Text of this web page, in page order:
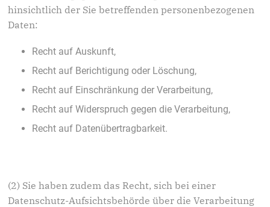
hinsichtlich der Sie betreffenden personenbezogenen
Daten:
Recht auf Auskunft,
Recht auf Berichtigung oder Löschung,
Recht auf Einschränkung der Verarbeitung,
Recht auf Widerspruch gegen die Verarbeitung,
Recht auf Datenübertragbarkeit.
(2) Sie haben zudem das Recht, sich bei einer
Datenschutz-Aufsichtsbehörde über die Verarbeitung